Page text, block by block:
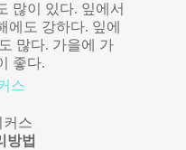
많이 있다. 잎에서
에도 강하다. 잎에
많다. 가을에 가
좋다.
커스
방법